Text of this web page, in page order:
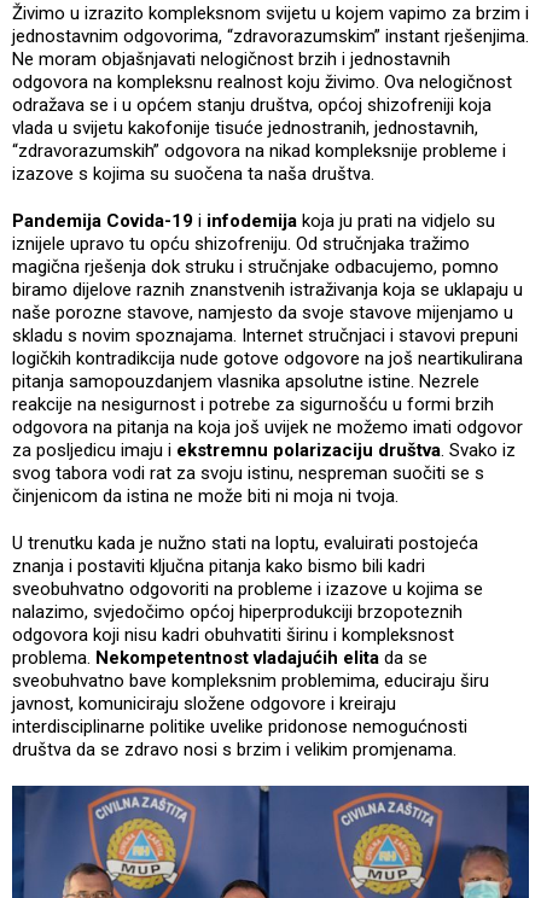
Živimo u izrazito kompleksnom svijetu u kojem vapimo za brzim i
jednostavnim odgovorima, “zdravorazumskim” instant rješenjima.
Ne moram objašnjavati nelogičnost brzih i jednostavnih
odgovora na kompleksnu realnost koju živimo. Ova nelogičnost
odražava se i u općem stanju društva, općoj shizofreniji koja
vlada u svijetu kakofonije tisuće jednostranih, jednostavnih,
“zdravorazumskih” odgovora na nikad kompleksnije probleme i
izazove s kojima su suočena ta naša društva.
Pandemija Covida-19 i infodemija koja ju prati na vidjelo su
iznijele upravo tu opću shizofreniju. Od stručnjaka tražimo
magična rješenja dok struku i stručnjake odbacujemo, pomno
biramo dijelove raznih znanstvenih istraživanja koja se uklapaju u
naše porozne stavove, namjesto da svoje stavove mijenjamo u
skladu s novim spoznajama. Internet stručnjaci i stavovi prepuni
logičkih kontradikcija nude gotove odgovore na još neartikulirana
pitanja samopouzdanjem vlasnika apsolutne istine. Nezrele
reakcije na nesigurnost i potrebe za sigurnošću u formi brzih
odgovora na pitanja na koja još uvijek ne možemo imati odgovor
za posljedicu imaju i ekstremnu polarizaciju društva. Svako iz
svog tabora vodi rat za svoju istinu, nespreman suočiti se s
činjenicom da istina ne može biti ni moja ni tvoja.
U trenutku kada je nužno stati na loptu, evaluirati postojeća
znanja i postaviti ključna pitanja kako bismo bili kadri
sveobuhvatno odgovoriti na probleme i izazove u kojima se
nalazimo, svjedočimo općoj hiperprodukciji brzopoteznih
odgovora koji nisu kadri obuhvatiti širinu i kompleksnost
problema. Nekompetentnost vladajućih elita da se
sveobuhvatno bave kompleksnim problemima, educiraju širu
javnost, komuniciraju složene odgovore i kreiraju
interdisciplinarne politike uvelike pridonose nemogućnosti
društva da se zdravo nosi s brzim i velikim promjenama.